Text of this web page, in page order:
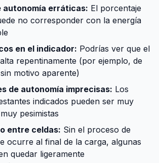
autonomía erráticas: El porcentaje
no corresponder con la energía
en el indicador: Podrías ver que el
repentinamente (por ejemplo, de
motivo aparente)
de autonomía imprecisas: Los
indicados pueden ser muy
pesimistas
entre celdas: Sin el proceso de
ocurre al final de la carga, algunas
quedar ligeramente